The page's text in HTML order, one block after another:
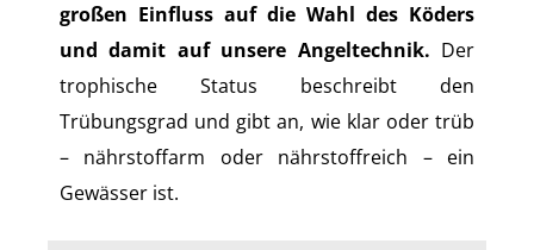
großen Einfluss auf die Wahl des Köders
und damit auf unsere Angeltechnik. Der
trophische Status beschreibt den
Trübungsgrad und gibt an, wie klar oder trüb
– nährstoffarm oder nährstoffreich – ein
Gewässer ist.